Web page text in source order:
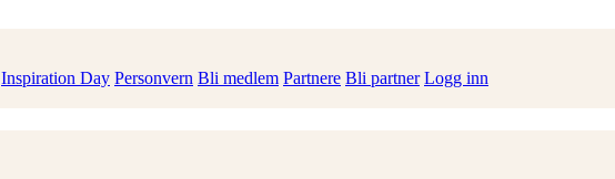
Inspiration Day Personvern Bli medlem Partnere Bli partner Logg inn